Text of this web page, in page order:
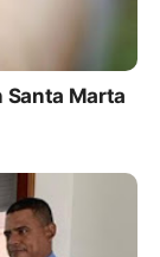
Santa Marta